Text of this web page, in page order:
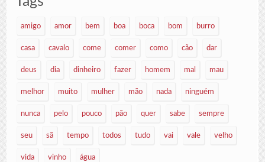
amigo amor bem boa boca bom burro
casa cavalo come comer como cão dar
deus dia dinheiro fazer homem mal mau
melhor muito mulher mão nada ninguém
nunca pelo pouco pão quer sabe sempre
seu sã tempo todos tudo vai vale velho
vida vinho água